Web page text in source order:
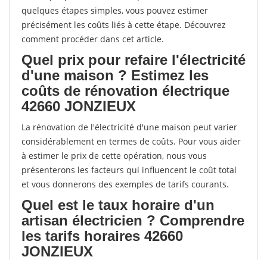
quelques étapes simples, vous pouvez estimer
précisément les coûts liés à cette étape. Découvrez
comment procéder dans cet article.
Quel prix pour refaire l'électricité
d'une maison ? Estimez les
coûts de rénovation électrique
42660 JONZIEUX
La rénovation de l'électricité d'une maison peut varier
considérablement en termes de coûts. Pour vous aider
à estimer le prix de cette opération, nous vous
présenterons les facteurs qui influencent le coût total
et vous donnerons des exemples de tarifs courants.
Quel est le taux horaire d'un
artisan électricien ? Comprendre
les tarifs horaires 42660
JONZIEUX